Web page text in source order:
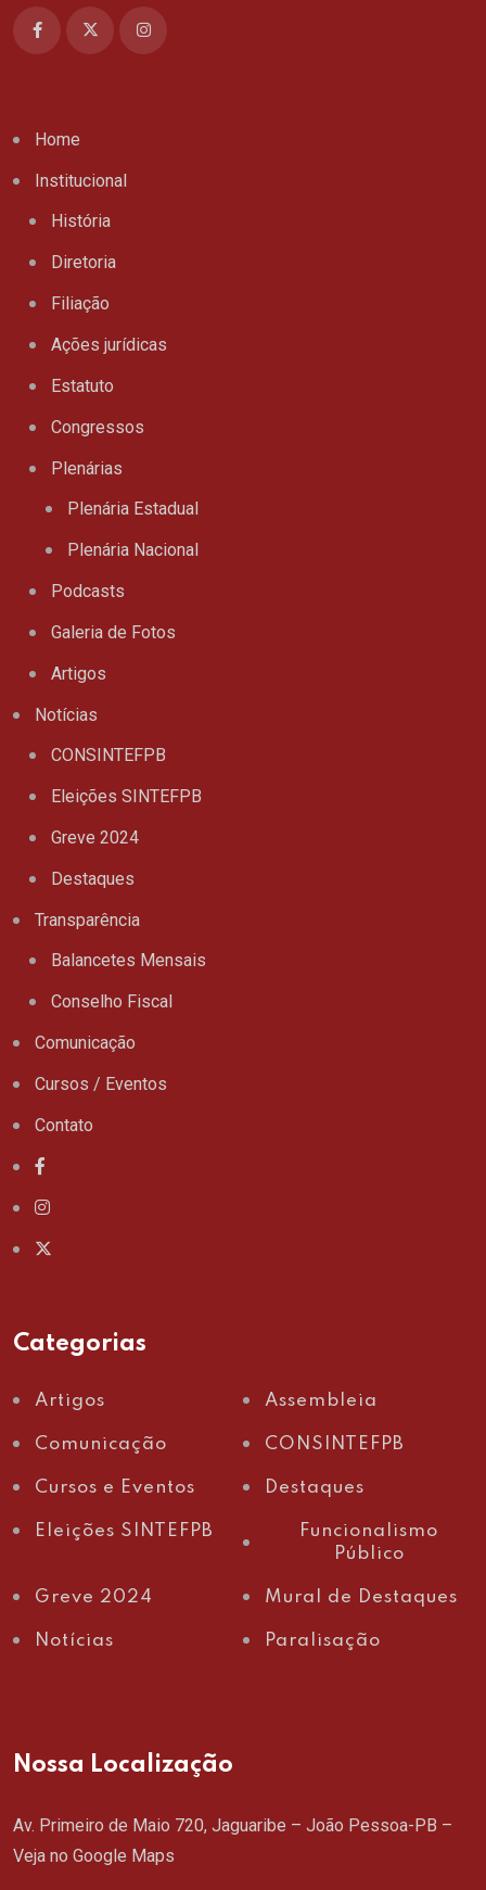
Home
Institucional
História
Diretoria
Filiação
Ações jurídicas
Estatuto
Congressos
Plenárias
Plenária Estadual
Plenária Nacional
Podcasts
Galeria de Fotos
Artigos
Notícias
CONSINTEFPB
Eleições SINTEFPB
Greve 2024
Destaques
Transparência
Balancetes Mensais
Conselho Fiscal
Comunicação
Cursos / Eventos
Contato
Categorias
Artigos Assembleia
Comunicação CONSINTEFPB
Cursos e Eventos Destaques
Eleições SINTEFPB
Funcionalismo
Público
Greve 2024 Mural de Destaques
Notícias Paralisação
Nossa Localização
Av. Primeiro de Maio 720, Jaguaribe – João Pessoa-PB –
Veja no Google Maps